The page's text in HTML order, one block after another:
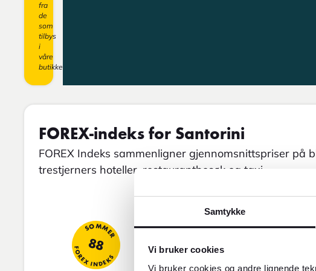
Samtykke
Vi bruker cookies
Vi bruker cookies og andre lignende
fra
de
som
tilbys
i
våre
butikker.
FOREX-indeks for Santorini
FOREX Indeks sammenligner gjennomsnittspriser på
trestjerners hoteller, restaurantbesøk og taxi.
SOMMER
88
FOREX INDEKS